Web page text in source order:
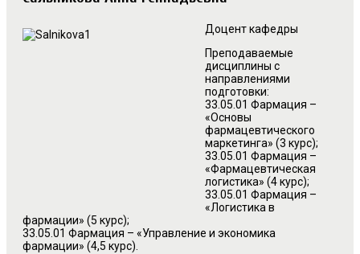
Доцент кафедры
Преподаваемые
дисциплины с
направлениями
подготовки:
33.05.01 Фармация –
«Основы
фармацевтического
маркетинга» (3 курс);
33.05.01 Фармация –
«Фармацевтическая
логистика» (4 курс);
33.05.01 Фармация –
«Логистика в
фармации» (5 курс);
33.05.01 Фармация – «Управление и экономика
фармации» (4,5 курс).